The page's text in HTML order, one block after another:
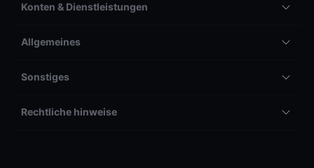
Konten & Dienstleistungen
Allgemeines
Sonstiges
Rechtliche hinweise